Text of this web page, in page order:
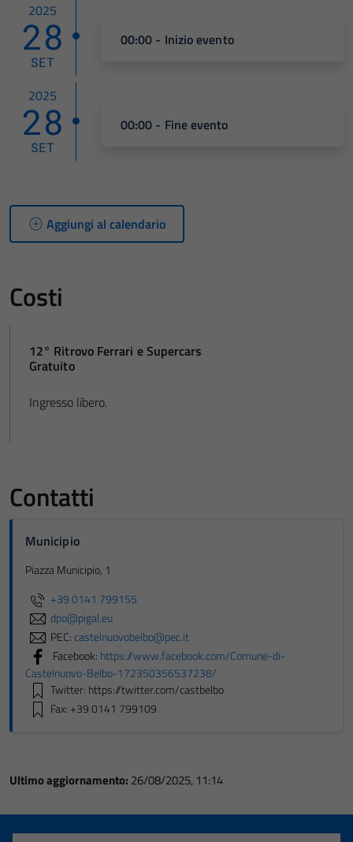
2025
28
SET
00:00 - Inizio evento
2025
28
SET
00:00 - Fine evento
Aggiungi al calendario
Costi
12° Ritrovo Ferrari e Supercars
Gratuito
Ingresso libero.
Contatti
Municipio
Piazza Municipio, 1
+39 0141 799155
dpo@pigal.eu
PEC:castelnuovobelbo@pec.it
Facebook: https://www.facebook.com/Comune-di-
Castelnuovo-Belbo-172350356537238/
Twitter: https://twitter.com/castbelbo
Fax: +39 0141 799109
Ultimo aggiornamento: 26/08/2025, 11:14